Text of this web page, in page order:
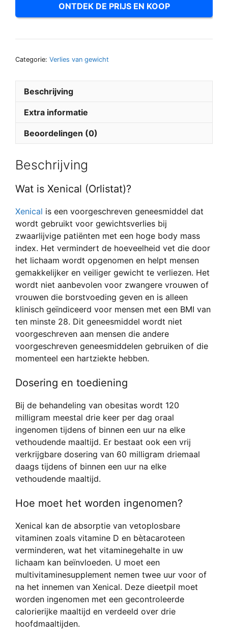
ONTDEK DE PRIJS EN KOOP
Categorie: Verlies van gewicht
Beschrijving
Extra informatie
Beoordelingen (0)
Beschrijving
Wat is Xenical (Orlistat)?
Xenical is een voorgeschreven geneesmiddel dat
wordt gebruikt voor gewichtsverlies bij
zwaarlijvige patiënten met een hoge body mass
index. Het vermindert de hoeveelheid vet die door
het lichaam wordt opgenomen en helpt mensen
gemakkelijker en veiliger gewicht te verliezen. Het
wordt niet aanbevolen voor zwangere vrouwen of
vrouwen die borstvoeding geven en is alleen
klinisch geïndiceerd voor mensen met een BMI van
ten minste 28. Dit geneesmiddel wordt niet
voorgeschreven aan mensen die andere
voorgeschreven geneesmiddelen gebruiken of die
momenteel een hartziekte hebben.
Dosering en toediening
Bij de behandeling van obesitas wordt 120
milligram meestal drie keer per dag oraal
ingenomen tijdens of binnen een uur na elke
vethoudende maaltijd. Er bestaat ook een vrij
verkrijgbare dosering van 60 milligram driemaal
daags tijdens of binnen een uur na elke
vethoudende maaltijd.
Hoe moet het worden ingenomen?
Xenical kan de absorptie van vetoplosbare
vitaminen zoals vitamine D en bètacaroteen
verminderen, wat het vitaminegehalte in uw
lichaam kan beïnvloeden. U moet een
multivitaminesupplement nemen twee uur voor of
na het innemen van Xenical. Deze dieetpil moet
worden ingenomen met een gecontroleerde
calorierijke maaltijd en verdeeld over drie
hoofdmaaltijden.